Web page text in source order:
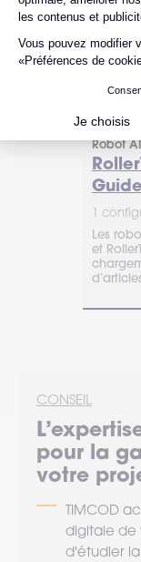
robot
Zebra
Robot
Guide
1
Les
et
CONSEIL
pour la
votre
TIMCOD
digitale de
d'étudier